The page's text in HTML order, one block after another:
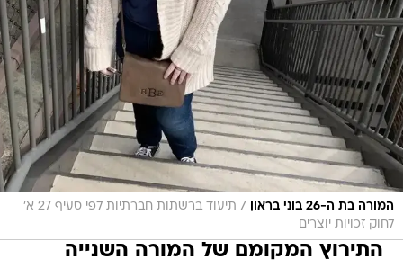
המורה בת ה-26 בוני בראון /
תיעוד ברשתות חברתיות לפי סעיף 27 א'
לחוק זכויות יוצרים
התירוץ המקומם של המורה השנייה